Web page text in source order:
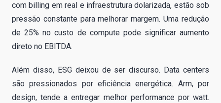
com billing em real e infraestrutura dolarizada, estão sob
pressão constante para melhorar margem. Uma redução
de 25% no custo de compute pode significar aumento
direto no EBITDA.
Além disso, ESG deixou de ser discurso. Data centers
são pressionados por eficiência energética. Arm, por
design, tende a entregar melhor performance por watt.